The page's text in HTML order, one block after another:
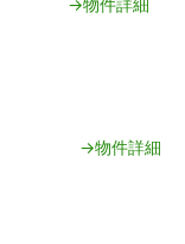
→物件詳細